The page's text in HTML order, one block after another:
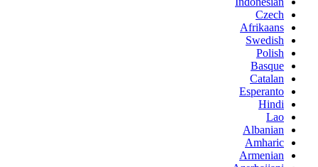
Czech
Afrikaans
Swedish
Polish
Basque
Catalan
Esperanto
Hindi
Lao
Albanian
Amharic
Armenian